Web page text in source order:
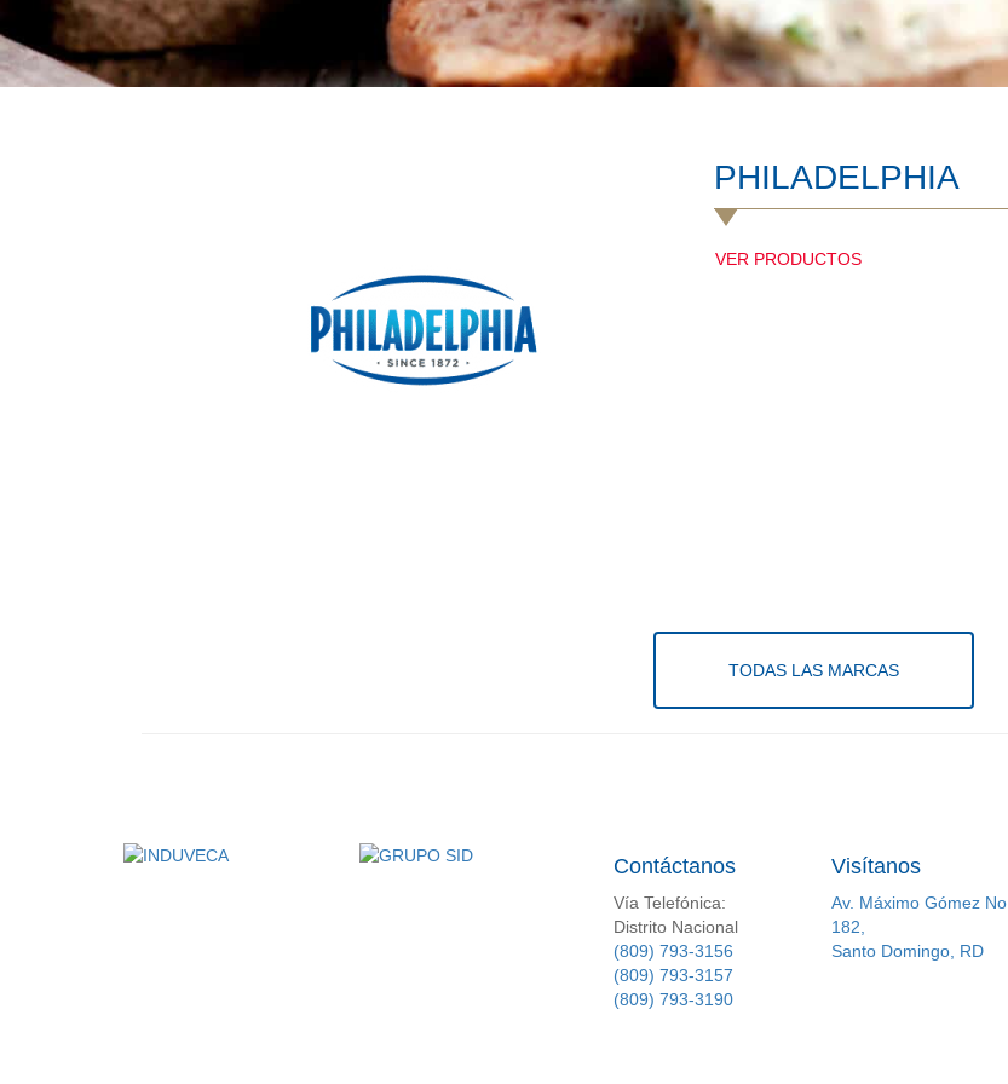
PHILADELPHIA
VER PRODUCTOS
TODAS LAS MARCAS
Contáctanos
Vía Telefónica:
Distrito Nacional
(809) 793-3156
(809) 793-3157
(809) 793-3190
Visítanos
Av. Máximo Gómez No.
182,
Santo Domingo, RD